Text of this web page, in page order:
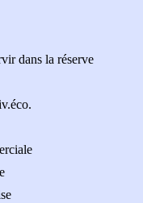
dans la réserve